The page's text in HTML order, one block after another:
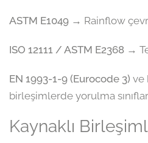
ASTM E1049 → Rainflow
ISO 12111 / ASTM E2368 →
EN 1993-1-9 (Eurocode 3) ve
birleşimlerde yorulma
Kaynaklı